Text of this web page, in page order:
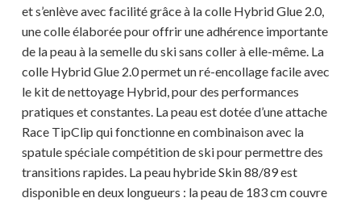
et s’enlève avec facilité grâce à la colle Hybrid Glue 2.0,
une colle élaborée pour offrir une adhérence importante
de la peau à la semelle du ski sans coller à elle-même. La
colle Hybrid Glue 2.0 permet un ré-encollage facile avec
le kit de nettoyage Hybrid, pour des performances
pratiques et constantes. La peau est dotée d’une attache
Race TipClip qui fonctionne en combinaison avec la
spatule spéciale compétition de ski pour permettre des
transitions rapides. La peau hybride Skin 88/89 est
disponible en deux longueurs : la peau de 183 cm couvre